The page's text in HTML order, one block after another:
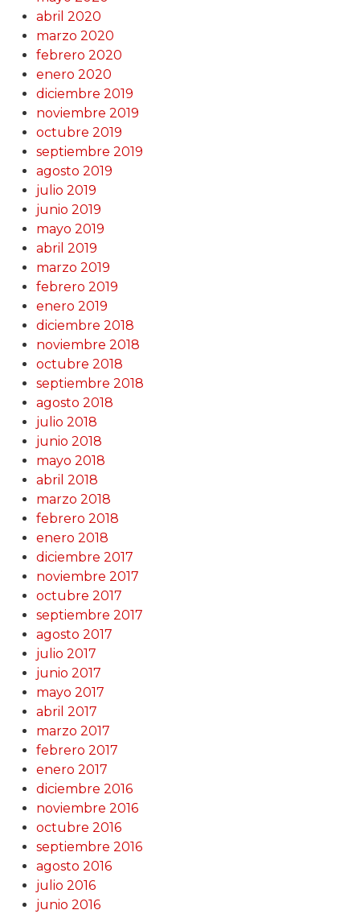
abril 2020
marzo 2020
febrero 2020
enero 2020
diciembre 2019
noviembre 2019
octubre 2019
septiembre 2019
agosto 2019
julio 2019
junio 2019
mayo 2019
abril 2019
marzo 2019
febrero 2019
enero 2019
diciembre 2018
noviembre 2018
octubre 2018
septiembre 2018
agosto 2018
julio 2018
junio 2018
mayo 2018
abril 2018
marzo 2018
febrero 2018
enero 2018
diciembre 2017
noviembre 2017
octubre 2017
septiembre 2017
agosto 2017
julio 2017
junio 2017
mayo 2017
abril 2017
marzo 2017
febrero 2017
enero 2017
diciembre 2016
noviembre 2016
octubre 2016
septiembre 2016
agosto 2016
julio 2016
junio 2016